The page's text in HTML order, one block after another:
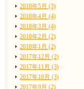
2018年5月 (3)
2018年4月 (4)
2018年3月 (4)
2018年2月 (2)
2018年1月 (2)
2017年12月 (2)
2017年11月 (3)
2017年10月 (3)
2017年9月 (2)